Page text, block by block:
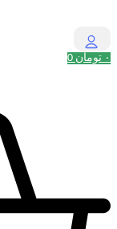
۰ تومان 0